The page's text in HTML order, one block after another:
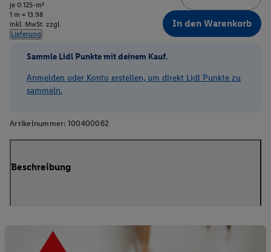
je 0.125-m²
1 m = 13.98
inkl. MwSt. zzgl.
Lieferung
In den Warenkorb
Sammle Lidl Punkte mit deinem Kauf.
Anmelden oder Konto erstellen, um direkt Lidl Punkte zu
sammeln.
Artikelnummer: 100400062
Beschreibung